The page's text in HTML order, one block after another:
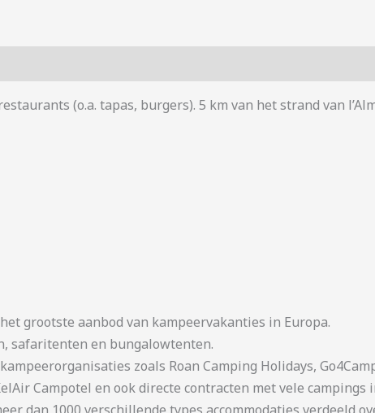
(o.a. tapas, burgers). 5 km van het strand van
grootste aanbod van kampeervakanties in Europa.
safaritenten en bungalowtenten.
zoals Roan Camping Holidays,
Campotel en ook directe contracten met vele campings